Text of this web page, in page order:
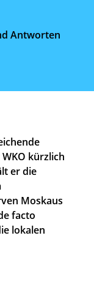
Antworten
kürzlich
er die
Moskaus
facto
lokalen